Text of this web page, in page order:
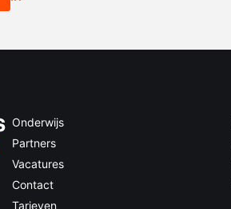
Onderwijs
Partners
Vacatures
Contact
Tarieven